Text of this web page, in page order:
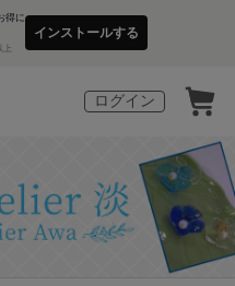
得に
上
インストールする
ログイン